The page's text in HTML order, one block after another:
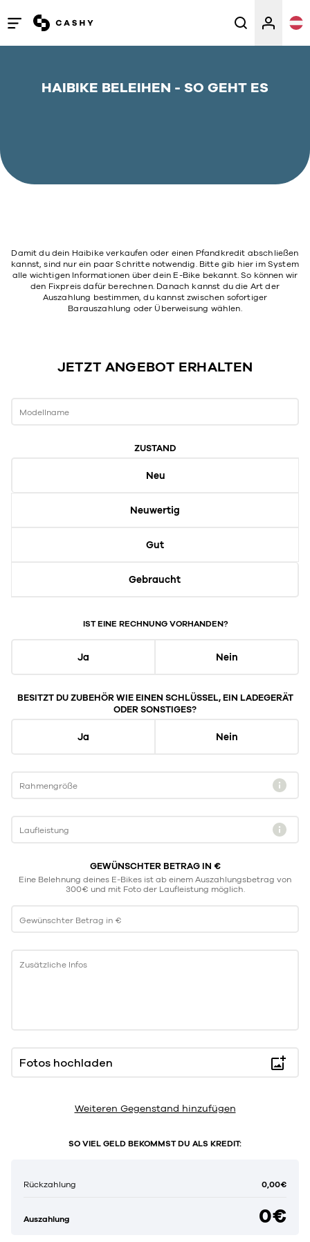
Menü
öffnen
schließenHAIBIKE BELEIHEN - SO GEHT ES
Damit du dein Haibike verkaufen oder einen Pfandkredit abschließen
kannst, sind nur ein paar Schritte notwendig. Bitte gib hier im System
alle wichtigen Informationen über dein E-Bike bekannt. So können wir
den Fixpreis dafür berechnen. Danach kannst du die Art der
Auszahlung bestimmen, du kannst zwischen sofortiger
Barauszahlung oder Überweisung wählen.
JETZT ANGEBOT ERHALTEN
Modellname
ZUSTAND
Neu
Neuwertig
Gut
Gebraucht
IST EINE RECHNUNG VORHANDEN?
Ja Nein
BESITZT DU ZUBEHÖR WIE EINEN SCHLÜSSEL, EIN LADEGERÄT
ODER SONSTIGES?
Ja Nein
Rahmengröße
Laufleistung
GEWÜNSCHTER BETRAG IN €
Eine Belehnung deines E-Bikes ist ab einem Auszahlungsbetrag von
300€ und mit Foto der Laufleistung möglich.
Gewünschter Betrag in €
Zusätzliche Infos
Fotos hochladen
Weiteren Gegenstand hinzufügen
SO VIEL GELD BEKOMMST DU ALS KREDIT:
Rückzahlung 0,00€
Auszahlung 0€